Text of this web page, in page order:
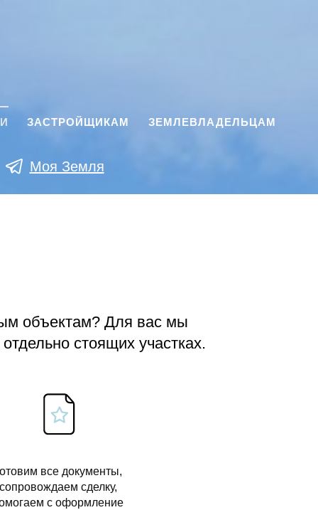
ЗАСТРОЙЩИКАМ ЗЕМЛЕВЛАДЕЛЬЦАМ
Моя Земля
объектам? Для вас мы
стоящих участках.
все документы,
сделку,
с оформление